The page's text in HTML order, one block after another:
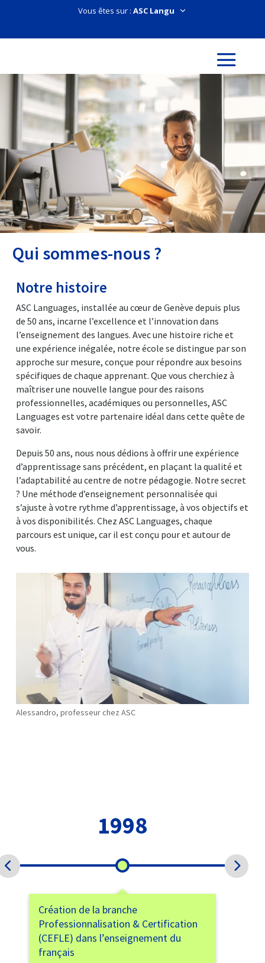
Vous êtes sur :
Qui sommes-nous ?
Notre histoire
ASC Languages, installée au cœur de Genève depuis plus
de 50 ans, incarne l’excellence et l’innovation dans
l’enseignement des langues. Avec une histoire riche et
une expérience inégalée, notre école se distingue par son
approche sur mesure, conçue pour répondre aux besoins
spécifiques de chaque apprenant. Que vous cherchiez à
maîtriser une nouvelle langue pour des raisons
professionnelles, académiques ou personnelles, ASC
Languages est votre partenaire idéal dans cette quête de
savoir.
Depuis 50 ans, nous nous dédions à offrir une expérience
d’apprentissage sans précédent, en plaçant la qualité et
l’adaptabilité au centre de notre pédagogie. Notre secret
? Une méthode d’enseignement personnalisée qui
s’ajuste à votre rythme d’apprentissage, à vos objectifs et
à vos disponibilités. Chez ASC Languages, chaque
parcours est unique, car il est conçu pour et autour de
vous.
Alessandro, professeur chez ASC
de la branche
& Certification
dans l’enseignement du